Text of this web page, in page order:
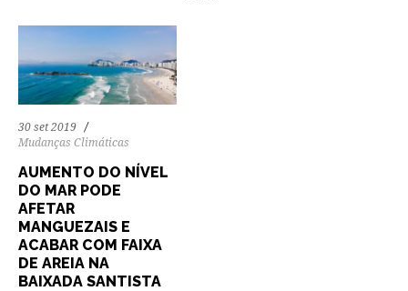
30 set 2019
Mudanças Climáticas
AUMENTO DO NÍVEL
DO MAR PODE
AFETAR
MANGUEZAIS E
ACABAR COM FAIXA
DE AREIA NA
BAIXADA SANTISTA